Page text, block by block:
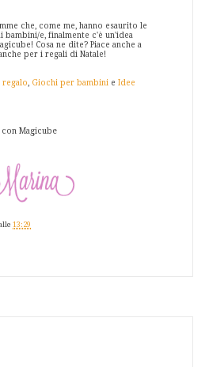
che, come me, hanno esaurito le
bambini/e, finalmente c'è un'idea
Cosa ne dite? Piace anche a
per i regali di Natale!
regalo, Giochi per bambini e Idee
Magicube
13:29